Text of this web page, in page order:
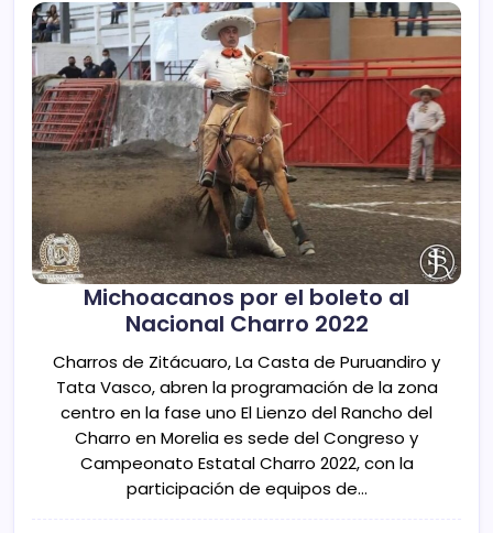
Michoacanos por el boleto al
Nacional Charro 2022
Charros de Zitácuaro, La Casta de Puruandiro y
Tata Vasco, abren la programación de la zona
centro en la fase uno El Lienzo del Rancho del
Charro en Morelia es sede del Congreso y
Campeonato Estatal Charro 2022, con la
participación de equipos de…